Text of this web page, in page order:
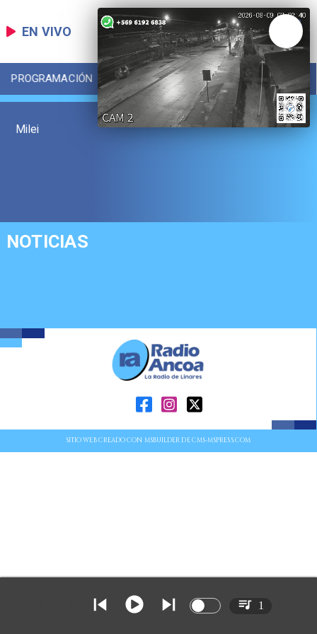
EN VIVO
PROGRAMACIÓN LOCAL DEPORTES
Milei
NOTICIAS
SITIO WEB CREADO CON MSBUILDER DE CMS-MSPRESS.COM
1